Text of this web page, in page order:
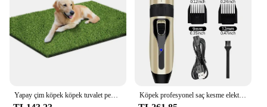
Yapay çim köpek köpek tuvalet pedi Pet çim Mat Pet eğitim köpek drenaj delikleri ile çim Mat temizlemek için kolay Pet kapalı açık Köpek profesyonel saç kesme elektrik bakım giyotin evcil USB şarj edilebilir kedi tıraş hayvanlar için kesimi makinesi